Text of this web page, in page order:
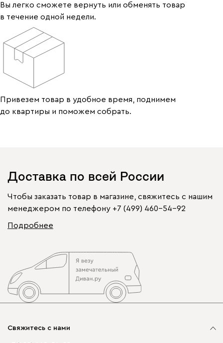
Вы легко сможете вернуть или обменять товар
в течение одной недели.
Привезем товар в удобное время, поднимем
до квартиры и поможем собрать.
Доставка по всей России
Чтобы заказать товар в магазине, свяжитесь с нашим
менеджером по телефону +7 (499) 460-54-92
Подробнее
Свяжитесь с нами